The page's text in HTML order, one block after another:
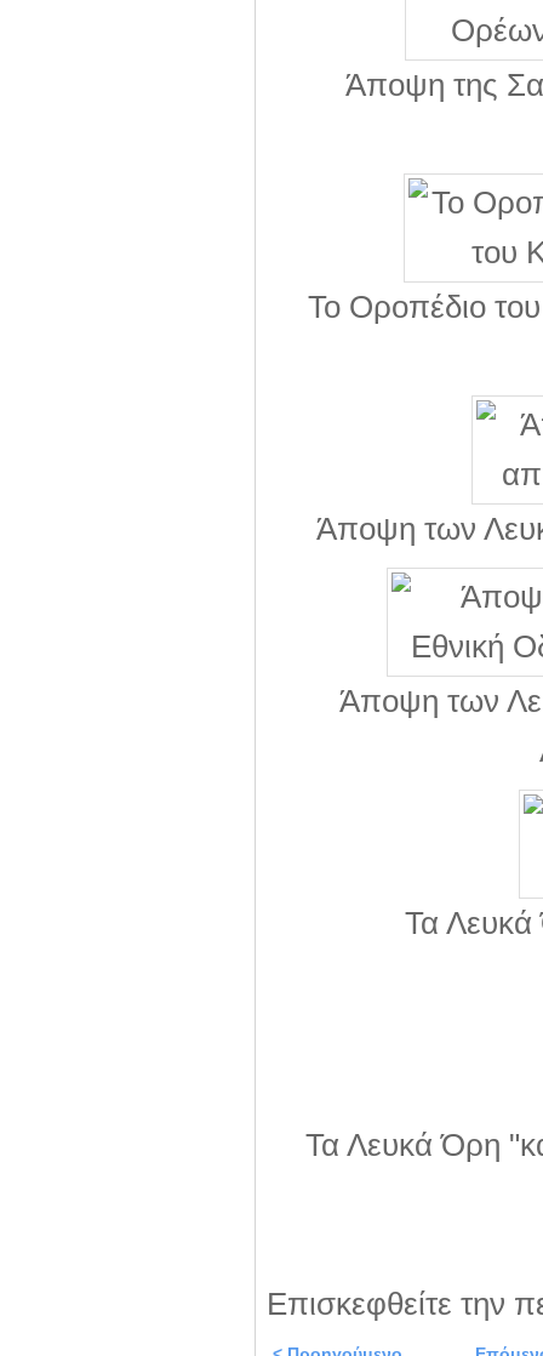
Άποψη της
Το Οροπέδιο
Άποψη των
Άποψη των
Τα Λευκά
Τα Λευκά Όρη
Επισκεφθείτε την